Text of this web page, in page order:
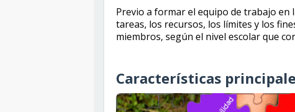
Previo a formar el equipo de trabajo en
tareas, los recursos, los límites y los
miembros, según el nivel escolar que
Características